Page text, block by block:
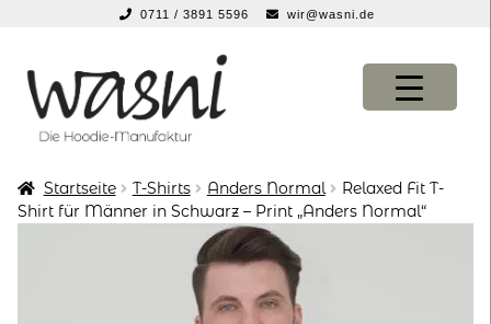
0711 / 3891 5596 wir@wasni.de
Navigation
springen
Inhalt
springen
KONFIGURATOR
KONFIGURATOR
Startseite T-Shirts Anders Normal
Relaxed Fit T-
Shirt für Männer in Schwarz – Print „Anders Normal“